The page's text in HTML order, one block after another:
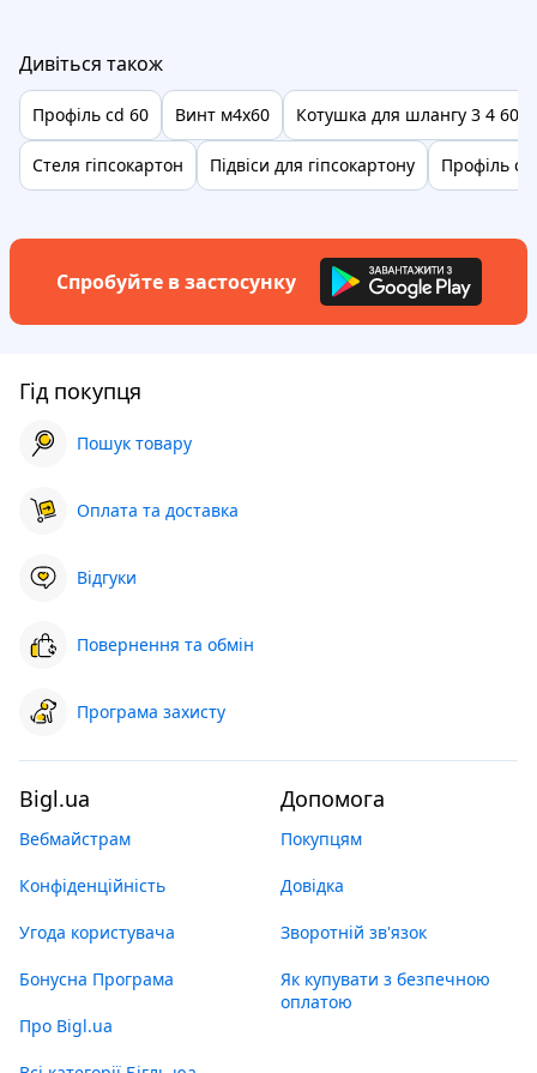
Дивіться також
Профіль cd 60 Винт м4х60 Котушка для шлангу 3 4 60м
Стеля гіпсокартон Підвіси для гіпсокартону Профіль cd
Спробуйте в застосунку
Гід покупця
Пошук товару
Оплата та доставка
Відгуки
Повернення та обмін
Програма захисту
Bigl.ua
Вебмайстрам
Конфіденційність
Угода користувача
Бонусна Програма
Про Bigl.ua
Допомога
Покупцям
Довідка
Зворотній зв'язок
Як купувати з безпечною
оплатою